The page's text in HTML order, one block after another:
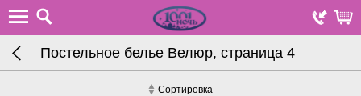
Постельное белье Велюр, страница 4
Сортировка